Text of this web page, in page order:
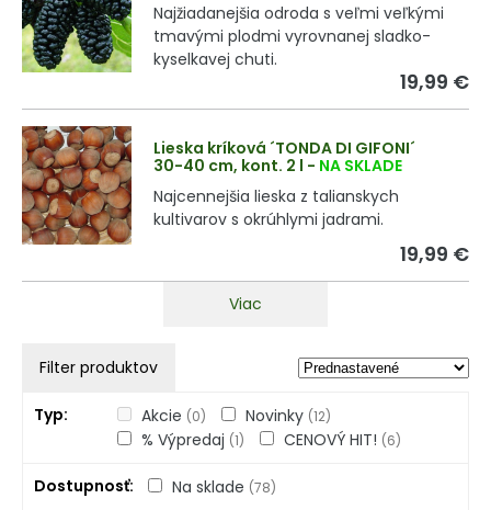
Najžiadanejšia odroda s veľmi veľkými
tmavými plodmi vyrovnanej sladko-
kyselkavej chuti.
19,99 €
Lieska kríková ´TONDA DI GIFONI´
30-40 cm, kont. 2 l - NA SKLADE
Najcennejšia lieska z talianskych
kultivarov s okrúhlymi jadrami.
19,99 €
Viac
Filter produktov
Typ Akcie (0) Novinky (12)
% Výpredaj (1) CENOVÝ HIT! (6)
Dostupnosť Na sklade (78)